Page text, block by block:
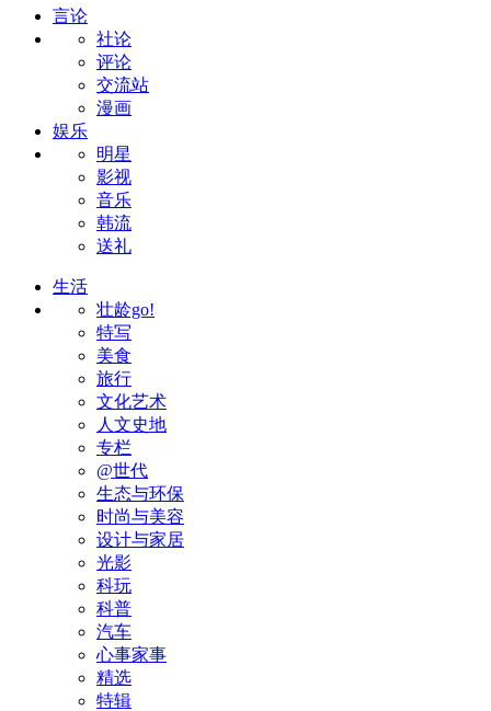
言论
社论
评论
交流站
漫画
娱乐
明星
影视
音乐
韩流
送礼
生活
壮龄go!
特写
美食
旅行
文化艺术
人文史地
专栏
@世代
生态与环保
时尚与美容
设计与家居
光影
科玩
科普
汽车
心事家事
精选
特辑